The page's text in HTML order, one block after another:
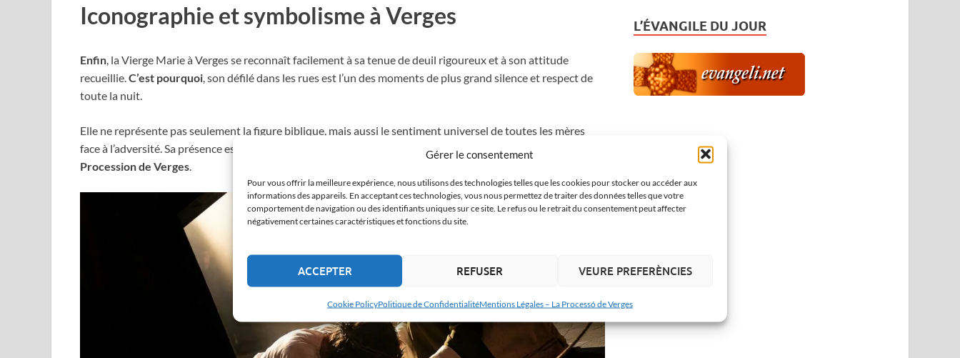
Gérer le consentement
Pour vous offrir la meilleure expérience, nous utilisons des technologies telles que les cookies pour stocker ou accéder aux
informations des appareils. En acceptant ces technologies, vous nous permettez de traiter des données telles que votre
comportement de navigation ou des identifiants uniques sur ce site. Le refus ou le retrait du consentement peut affecter
négativement certaines caractéristiques et fonctions du site.
ACCEPTER REFUSER VEURE PREFERÈNCIES
Cookie PolicyPolitique de ConfidentialitéMentions Légales – La Processó de Verges
Iconographie et symbolisme à Verges
Enfin , la Vierge Marie à Verges se reconnaît facilement à sa tenue de deuil rigoureux et à son attitude
recueillie. C’est pourquoi , son défilé dans les rues est l’un des moments de plus grand silence et respect de
toute la nuit.
Elle ne représente pas seulement la figure biblique, mais aussi le sentiment universel de toutes les mères
face à l’adversité. Sa présence est, sans aucun doute, l’axe émotionnel qui relie toutes les scènes de la
Procession de Verges
L’ÉVANGILE DU JOUR